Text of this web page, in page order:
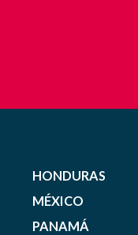
HONDURAS
MÉXICO
PANAMÁ